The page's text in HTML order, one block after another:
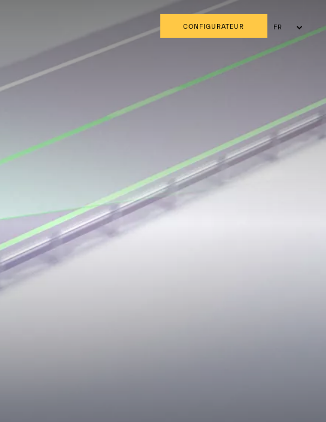
CONFIGURATEUR
FR
IT